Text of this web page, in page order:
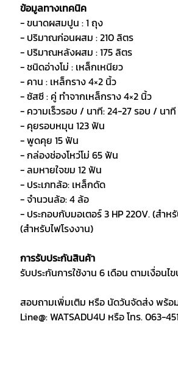
ข้อมูลทางเทคนิค
- ขนาดผสมปูน : 1 ถุง
- ปริมาณก่อนผสม : 210 ลิตร
- ปริมาณหลังผสม : 175 ลิตร
- ชนิดอ่างโม่ : เหล็กเหนียว
- คาน : เหล็กราง 4×2 นิ้ว
- ซัสซี : คู่ ทำจากเหล็กราง 4×2 นิ้ว
- ความเร็วรอบ / นาที: 24-27 รอบ / นาที
- คุยรอบหมุน 123 ฟัน
- พูดคุย 15 ฟัน
- กล่องช่องโหว่โม่ 65 ฟัน
- ลมหายใจขม 12 ฟัน
- ประเภทล้อ: เหล็กดัด
- จำนวนล้อ: 4 ล้อ
- ประกอบกับมอเตอร์ 3 HP 220V. (สำห
(สำหรับไฟโรงงาน)
การรับประกันสินค้า
รับประกันการใช้งาน 6 เดือน ตามเงื่อน
สอบถามเพิ่มเติม หรือ นัดวันจัดส่ง พร้อ
Line@: WATSADU4U หรือ โทร. 063-